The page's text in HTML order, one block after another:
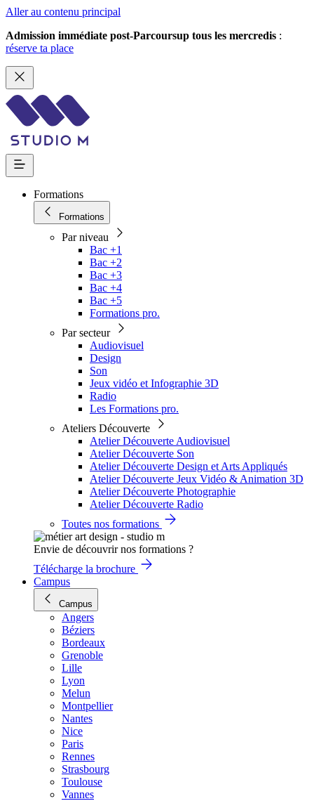
Aller au contenu principal
Admission immédiate post-Parcoursup tous les mercredis :
réserve ta place
Formations
Formations
Par niveau
Bac +1
Bac +2
Bac +3
Bac +4
Bac +5
Formations pro.
Par secteur
Audiovisuel
Design
Son
Jeux vidéo et Infographie 3D
Radio
Les Formations pro.
Ateliers Découverte
Atelier Découverte Audiovisuel
Atelier Découverte Son
Atelier Découverte Design et Arts Appliqués
Atelier Découverte Jeux Vidéo & Animation 3D
Atelier Découverte Photographie
Atelier Découverte Radio
Toutes nos formations
Envie de découvrir nos formations ?
Télécharge la brochure
Campus
Campus
Angers
Béziers
Bordeaux
Grenoble
Lille
Lyon
Melun
Montpellier
Nantes
Nice
Paris
Rennes
Strasbourg
Toulouse
Vannes